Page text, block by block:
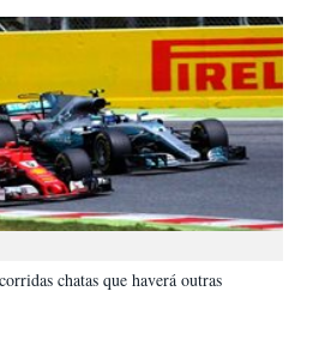
chatas que haverá outras